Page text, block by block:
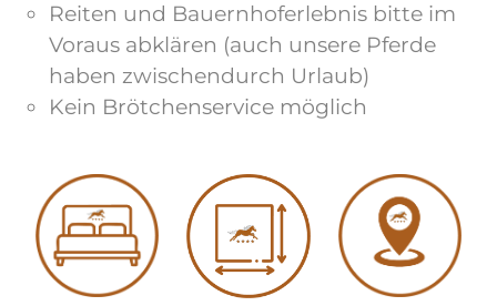
Reiten und Bauernhoferlebnis bitte im
Voraus abklären (auch unsere Pferde
haben zwischendurch Urlaub)
Kein Brötchenservice möglich